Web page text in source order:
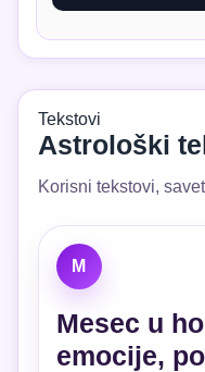
Tekstovi
Astrološki
Korisni tekstovi,
M
Mesec u
emocije,